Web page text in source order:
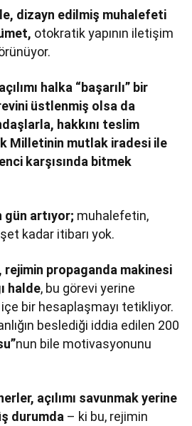
dizayn edilmiş muhalefeti
otokratik yapının iletişim
halka “başarılı” bir
üstlenmiş olsa da
hakkını teslim
Milletinin mutlak iradesi ile
karşısında bitmek
artıyor; muhalefetin,
kadar itibarı yok.
rejimin propaganda makinesi
halde, bu görevi yerine
bir hesaplaşmayı tetikliyor.
beslediği iddia edilen 200
nun bile motivasyonunu
açılımı savunmak yerine
durumda – ki bu, rejimin